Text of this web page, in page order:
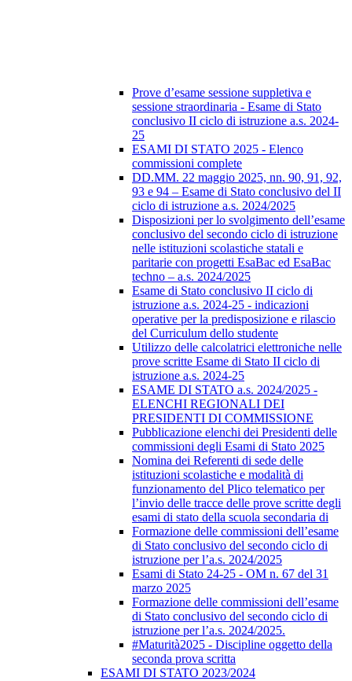
Prove d’esame sessione suppletiva e
sessione straordinaria - Esame di Stato
conclusivo II ciclo di istruzione a.s. 2024-
25
ESAMI DI STATO 2025 - Elenco
commissioni complete
DD.MM. 22 maggio 2025, nn. 90, 91, 92,
93 e 94 – Esame di Stato conclusivo del II
ciclo di istruzione a.s. 2024/2025
Disposizioni per lo svolgimento dell’esame
conclusivo del secondo ciclo di istruzione
nelle istituzioni scolastiche statali e
paritarie con progetti EsaBac ed EsaBac
techno – a.s. 2024/2025
Esame di Stato conclusivo II ciclo di
istruzione a.s. 2024-25 - indicazioni
operative per la predisposizione e rilascio
del Curriculum dello studente
Utilizzo delle calcolatrici elettroniche nelle
prove scritte Esame di Stato II ciclo di
istruzione a.s. 2024-25
ESAME DI STATO a.s. 2024/2025 -
ELENCHI REGIONALI DEI
PRESIDENTI DI COMMISSIONE
Pubblicazione elenchi dei Presidenti delle
commissioni degli Esami di Stato 2025
Nomina dei Referenti di sede delle
istituzioni scolastiche e modalità di
funzionamento del Plico telematico per
l’invio delle tracce delle prove scritte degli
esami di stato della scuola secondaria di
Formazione delle commissioni dell’esame
di Stato conclusivo del secondo ciclo di
istruzione per l’a.s. 2024/2025
Esami di Stato 24-25 - OM n. 67 del 31
marzo 2025
Formazione delle commissioni dell’esame
di Stato conclusivo del secondo ciclo di
istruzione per l’a.s. 2024/2025.
#Maturità2025 - Discipline oggetto della
seconda prova scritta
ESAMI DI STATO 2023/2024